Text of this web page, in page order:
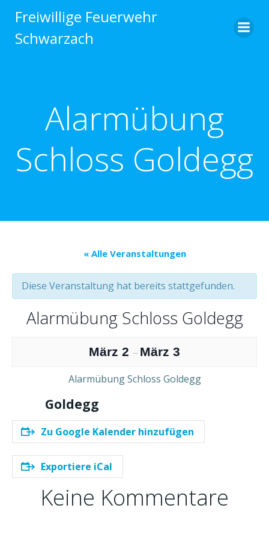
Inhalt
Freiwillige Feuerwehr
Schwarzach
Alarmübung
Schloss Goldegg
« Alle Veranstaltungen
Diese Veranstaltung hat bereits stattgefunden.
Alarmübung Schloss Goldegg
März 2 – März 3
Alarmübung Schloss Goldegg
Goldegg
Zu Google Kalender hinzufügen
Exportiere iCal
Keine Kommentare